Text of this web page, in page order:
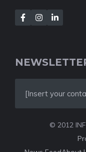
[Insert your
© 2012